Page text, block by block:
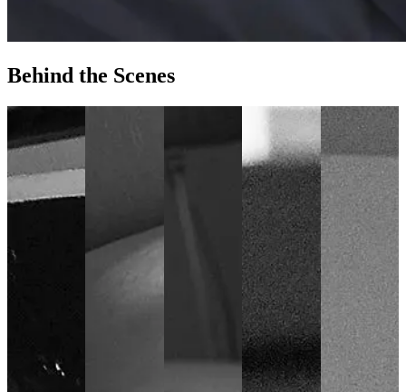
Behind the Scenes